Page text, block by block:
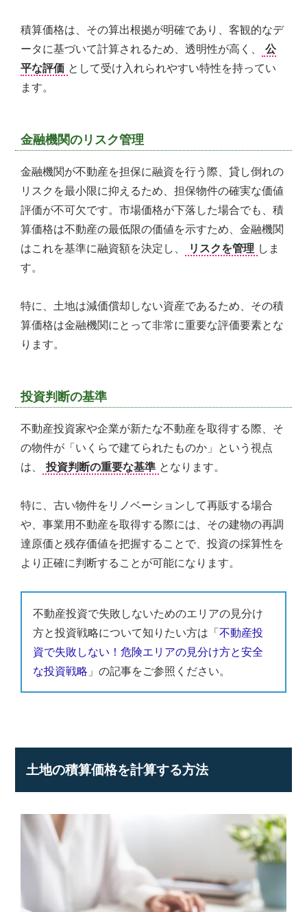
積算価格は、その算出根拠が明確であり、客観的なデ
ータに基づいて計算されるため、透明性が高く、
公
平な評価 として受け入れられやすい特性を持ってい
ます。
金融機関のリスク管理
金融機関が不動産を担保に融資を行う際、貸し倒れの
リスクを最小限に抑えるため、担保物件の確実な価値
評価が不可欠です。市場価格が下落した場合でも、積
算価格は不動産の最低限の価値を示すため、金融機関
はこれを基準に融資額を決定し、
リスクを管理 しま
す。
特に、土地は減価償却しない資産であるため、その積
算価格は金融機関にとって非常に重要な評価要素とな
ります。
投資判断の基準
不動産投資家や企業が新たな不動産を取得する際、そ
の物件が「いくらで建てられたものか」という視点
は、
投資判断の重要な基準 となります。
特に、古い物件をリノベーションして再販する場合
や、事業用不動産を取得する際には、その建物の再調
達原価と残存価値を把握することで、投資の採算性を
より正確に判断することが可能になります。
不動産投資で失敗しないためのエリアの見分け
方と投資戦略について知りたい方は「不動産投
資で失敗しない！危険エリアの見分け方と安全
な投資戦略 」の記事をご参照ください。
土地の積算価格を計算する方法